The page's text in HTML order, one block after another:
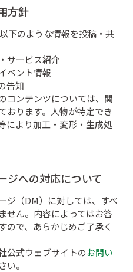
方針
下のような情報を投稿・共
サービス紹介
ベント情報
告知
コンテンツについては、関
おります。人物が特定でき
により加工・変形・生成処
ジへの対応について
ジ（DM）に対しては、すべ
せん。内容によってはお答
ので、あらかじめご了承く
公式ウェブサイトのお問い
い。